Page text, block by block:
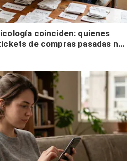
coinciden: quienes
de compras pasadas no
que tienen necesidad de